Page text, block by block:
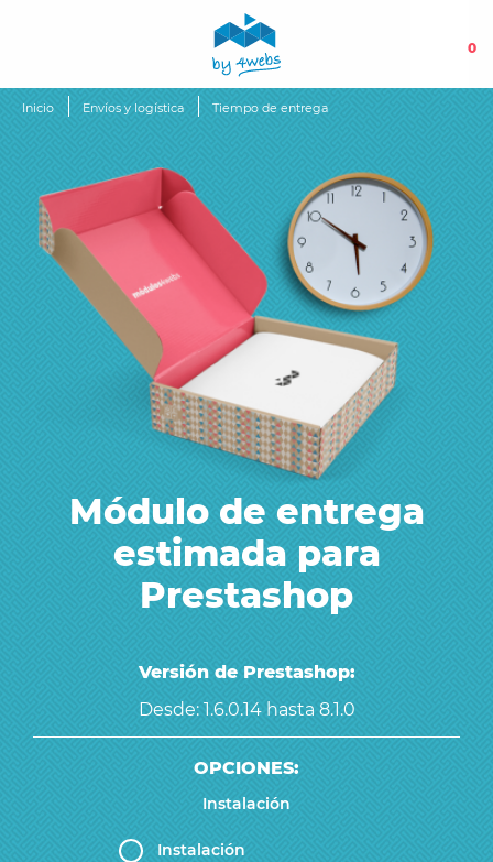
0
Inicio Envíos y logística Tiempo de entrega
Módulo de entrega
estimada para
Prestashop
Versión de Prestashop:
Desde: 1.6.0.14 hasta 8.1.0
OPCIONES:
Instalación
Instalación